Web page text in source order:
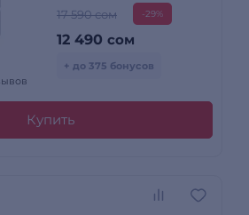
17 590 сом -29%
12 490 сом
+ до 375 бонусов
Купить